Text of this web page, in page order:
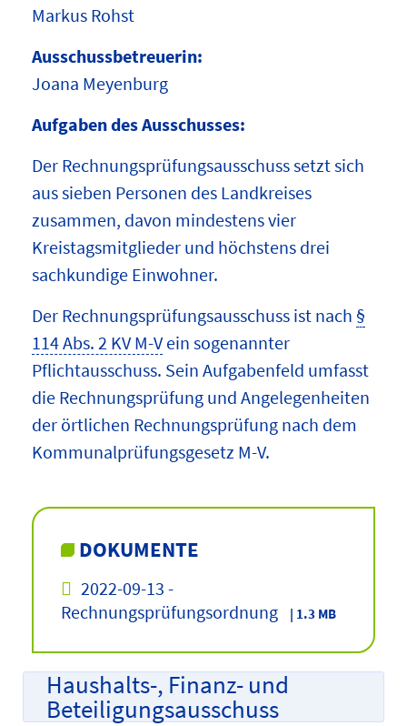
Markus Rohst
Ausschussbetreuerin:
Joana Meyenburg
Aufgaben des Ausschusses:
Der Rechnungsprüfungsausschuss setzt sich
aus sieben Personen des Landkreises
zusammen, davon mindestens vier
Kreistagsmitglieder und höchstens drei
sachkundige Einwohner.
Der Rechnungsprüfungsausschuss ist nach §
114 Abs. 2 KV M-Vein sogenannter
Pflichtausschuss. Sein Aufgabenfeld umfasst
die Rechnungsprüfung und Angelegenheiten
der örtlichen Rechnungsprüfung nach dem
Kommunalprüfungsgesetz M-V.
DOKUMENTE
2022-09-13 -
Rechnungsprüfungsordnung
| 1.3 MB
Haushalts-, Finanz- und
Beteiligungsausschuss